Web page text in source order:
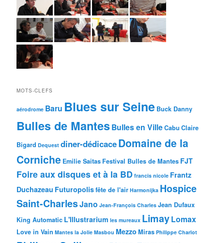
MOTS-CLEFS
aérodrome Baru Blues sur Seine Buck Danny
Bulles de MantesBulles en VilleCabu Claire
Bigard Dequest diner-dédicaceDomaine de la
Corniche Emilie Saitas Festival Bulles de Mantes FJT
Foire aux disques et à la BD francis nicole Frantz
Duchazeau Futuropolisfête de l'air Harmonijka Hospice
Saint-CharlesJano Jean-François Charles Jean Dufaux
King Automatic L'Illustrarium les mureaux LimayLomax
Love in Vain Mantes la Jolie Masbou Mezzo Miras Philippe Charlot